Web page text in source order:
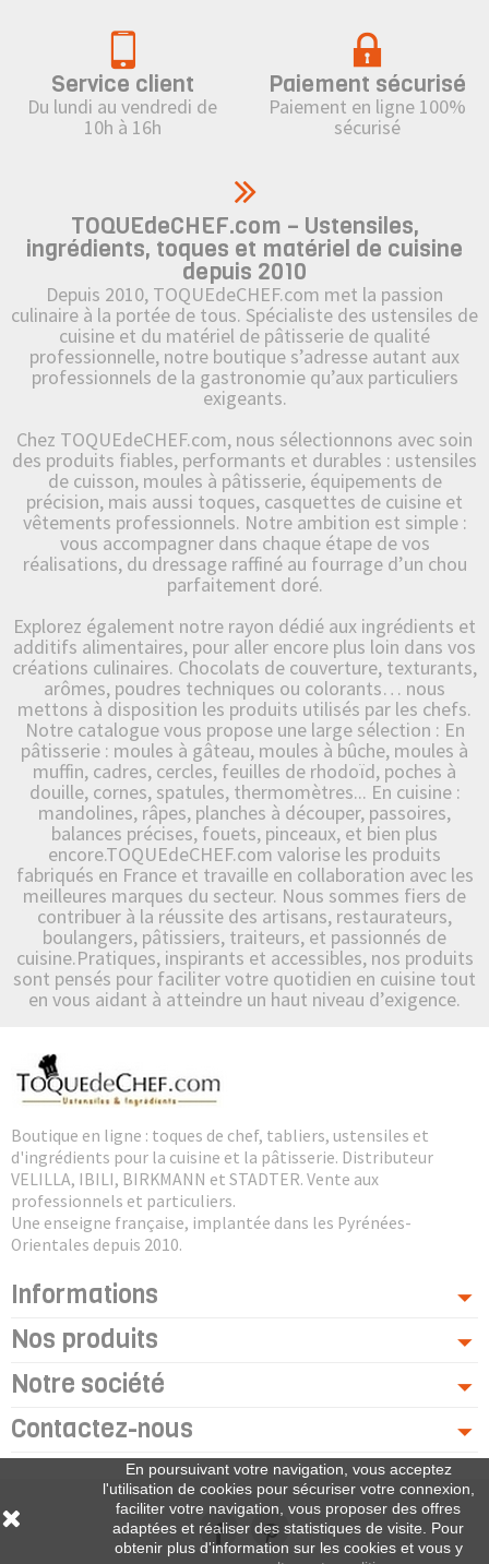
Service client
Du lundi au vendredi de
10h à 16h
Paiement sécurisé
Paiement en ligne 100%
sécurisé
TOQUEdeCHEF.com – Ustensiles,
ingrédients, toques et matériel de cuisine
depuis 2010
Depuis 2010, TOQUEdeCHEF.com met la passion
culinaire à la portée de tous. Spécialiste des ustensiles de
cuisine et du matériel de pâtisserie de qualité
professionnelle, notre boutique s’adresse autant aux
professionnels de la gastronomie qu’aux particuliers
exigeants.
Chez TOQUEdeCHEF.com, nous sélectionnons avec soin
des produits fiables, performants et durables : ustensiles
de cuisson, moules à pâtisserie, équipements de
précision, mais aussi toques, casquettes de cuisine et
vêtements professionnels. Notre ambition est simple :
vous accompagner dans chaque étape de vos
réalisations, du dressage raffiné au fourrage d’un chou
parfaitement doré.
Explorez également notre rayon dédié aux ingrédients et
additifs alimentaires, pour aller encore plus loin dans vos
créations culinaires. Chocolats de couverture, texturants,
arômes, poudres techniques ou colorants… nous
mettons à disposition les produits utilisés par les chefs.
Notre catalogue vous propose une large sélection : En
pâtisserie : moules à gâteau, moules à bûche, moules à
muffin, cadres, cercles, feuilles de rhodoïd, poches à
douille, cornes, spatules, thermomètres... En cuisine :
mandolines, râpes, planches à découper, passoires,
balances précises, fouets, pinceaux, et bien plus
encore.TOQUEdeCHEF.com valorise les produits
fabriqués en France et travaille en collaboration avec les
meilleures marques du secteur. Nous sommes fiers de
contribuer à la réussite des artisans, restaurateurs,
boulangers, pâtissiers, traiteurs, et passionnés de
cuisine.Pratiques, inspirants et accessibles, nos produits
sont pensés pour faciliter votre quotidien en cuisine tout
en vous aidant à atteindre un haut niveau d’exigence.
Boutique en ligne : toques de chef, tabliers, ustensiles et
d'ingrédients pour la cuisine et la pâtisserie. Distributeur
VELILLA, IBILI, BIRKMANN et STADTER. Vente aux
professionnels et particuliers.
Une enseigne française, implantée dans les Pyrénées-
Orientales depuis 2010.
Informations
Nos produits
Notre société
Contactez-nous
En poursuivant votre navigation, vous acceptez
l'utilisation de cookies pour sécuriser votre connexion,
faciliter votre navigation, vous proposer des offres
adaptées et réaliser des statistiques de visite. Pour
obtenir plus d'information sur les cookies et vous y